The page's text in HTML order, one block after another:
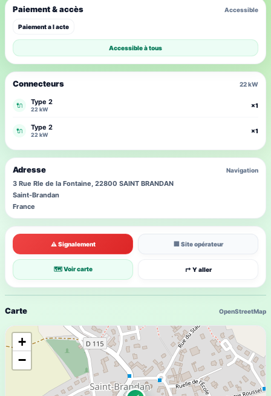
Carte OpenStreetMap
+
−
⚠ Signalement 🏢 Site opérateur
🗺 Voir carte ↱ Y aller
Connecteurs 22 kW
🔌 Type 2
22 kW
×1
🔌 Type 2
22 kW
×1
Paiement & accès Accessible
Paiement a l acte
Accessible à tous
Adresse Navigation
3 Rue Rle de la Fontaine, 22800 SAINT BRANDAN
Saint-Brandan
France